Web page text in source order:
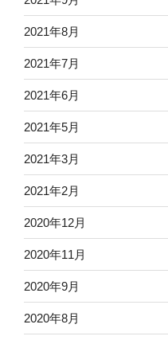
2021年8月
2021年7月
2021年6月
2021年5月
2021年3月
2021年2月
2020年12月
2020年11月
2020年9月
2020年8月